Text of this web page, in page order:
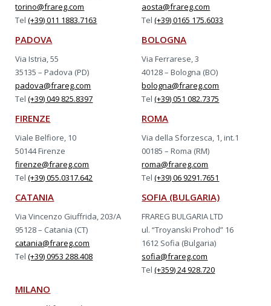
torino@frareg.com
Tel(+39) 011 1883.7163
aosta@frareg.com
Tel(+39) 0165 175.6033
PADOVA
Via Istria, 55
35135 – Padova (PD)
padova@frareg.com
Tel(+39) 049 825.8397
BOLOGNA
Via Ferrarese, 3
40128 – Bologna (BO)
bologna@frareg.com
Tel(+39) 051 082.7375
FIRENZE
Viale Belfiore, 10
50144 Firenze
firenze@frareg.com
Tel(+39) 055.0317.642
ROMA
Via della Sforzesca, 1, int.1
00185 – Roma (RM)
roma@frareg.com
Tel(+39) 06 9291.7651
CATANIA
Via Vincenzo Giuffrida, 203/A
95128 – Catania (CT)
catania@frareg.com
Tel(+39) 0953 288.408
SOFIA (BULGARIA)
FRAREG BULGARIA LTD
ul. “Troyanski Prohod” 16
1612 Sofia (Bulgaria)
sofia@frareg.com
Tel(+359) 24 928.720
MILANO